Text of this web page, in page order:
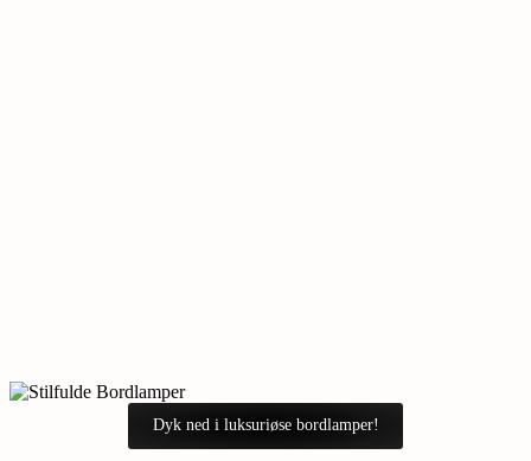
Dyk ned i luksuriøse bordlamper!